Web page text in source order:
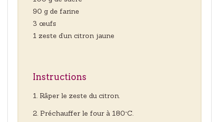
90 g de farine
3 œufs
1 zeste d’un citron jaune
Instructions
Râper le zeste du citron.
Préchauffer le four à 180°C.